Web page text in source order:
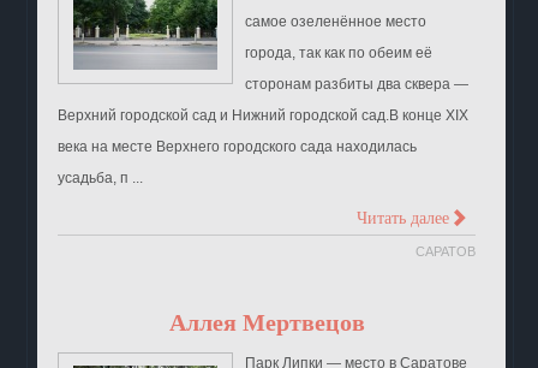
самое озеленённое место
города, так как по обеим её
сторонам разбиты два сквера ―
Верхний городской сад и Нижний городской сад.В конце XIX
века на месте Верхнего городского сада находилась
усадьба, п ...
Читать далее >
САРАТОВ
Аллея Мертвецов
Парк Липки — место в Саратове